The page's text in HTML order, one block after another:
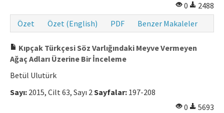
0
2488
Özet
Özet (English) PDF Benzer Makaleler
Kıpçak Türkçesi Söz Varlığındaki Meyve Vermeyen
Ağaç Adları Üzerine Bir İnceleme
Betül Ulutürk
Sayı: 2015, Cilt 63, Sayı 2Sayfalar: 197-208
0
5693